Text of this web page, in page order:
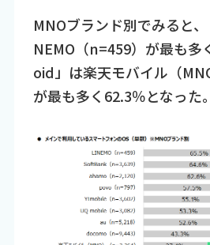
MNOブランド別でみると
NEMO（n=459）が最も
oid」は楽天モバイル（
が最も多く62.3％となった。